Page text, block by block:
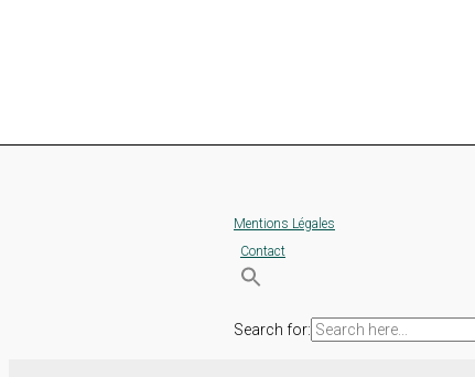
Mentions Légales
Contact
Search for: